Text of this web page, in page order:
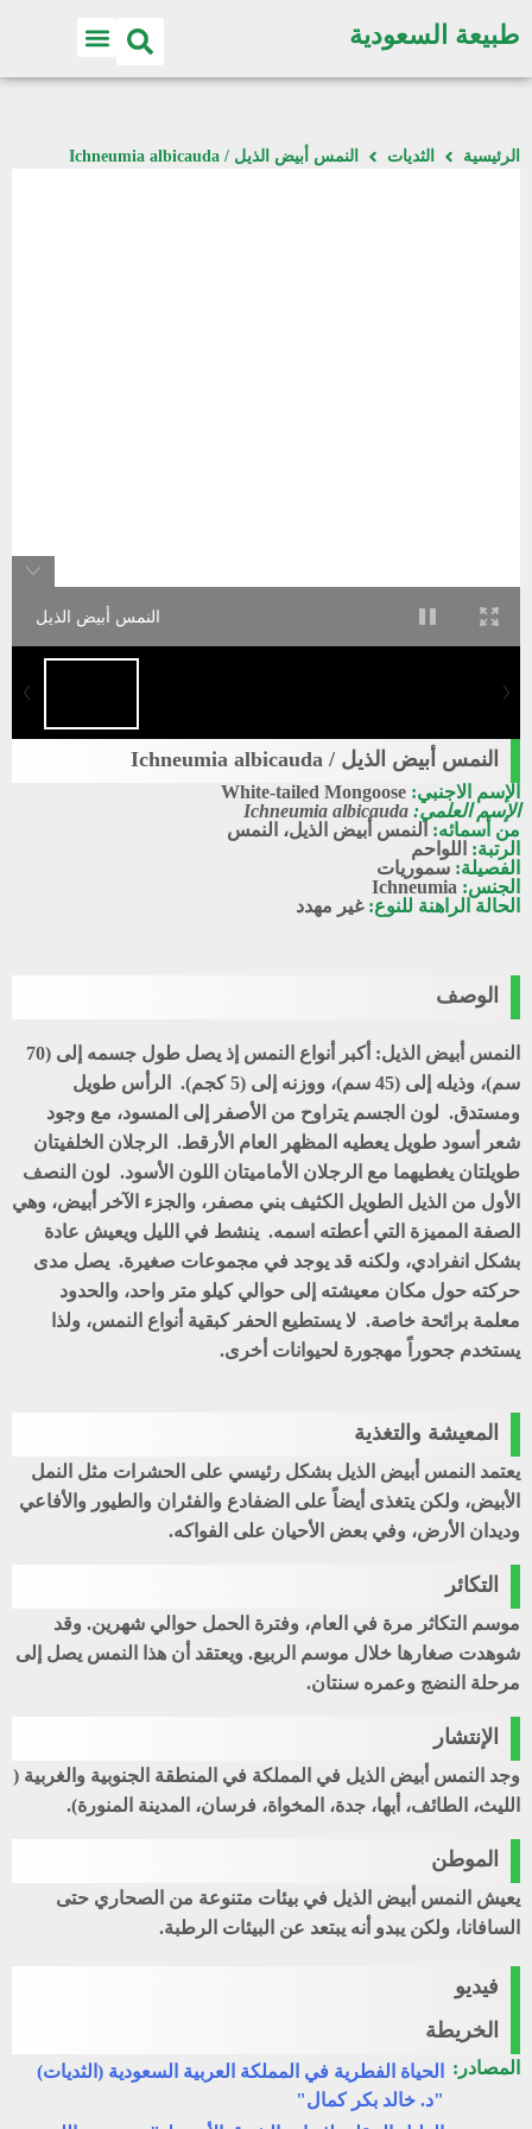
طبيعة السعودية
الرئيسية الثديات النمس أبيض الذيل / Ichneumia albicauda
النمس أبيض الذيل
النمس أبيض الذيل / Ichneumia albicauda
الإسم الاجنبي: White-tailed Mongoose
الإسم العلمي: Ichneumia albicauda
من أسمائه: النمس أبيض الذيل، النمس
الرتبة: اللواحم
الفصيلة: سموريات
الجنس: Ichneumia
الحالة الراهنة للنوع:غير مهدد
الوصف
النمس أبيض الذيل:
أكبر أنواع النمس إذ يصل طول جسمه إلى (70
سم)، وذيله إلى (45 سم)، ووزنه إلى (5 كجم). الرأس طويل
ومستدق. لون الجسم يتراوح من الأصفر إلى المسود، مع وجود
شعر أسود طويل يعطيه المظهر العام الأرقط. الرجلان الخلفيتان
طويلتان يغطيهما مع الرجلان الأماميتان اللون الأسود. لون النصف
الأول من الذيل الطويل الكثيف بني مصفر، والجزء الآخر أبيض، وهي
الصفة المميزة التي أعطته اسمه. ينشط في الليل ويعيش عادة
بشكل انفرادي، ولكنه قد يوجد في مجموعات صغيرة. يصل مدى
حركته حول مكان معيشته إلى حوالي كيلو متر واحد، والحدود
معلمة برائحة خاصة. لا يستطيع الحفر كبقية أنواع النمس، ولذا
يستخدم جحوراً مهجورة لحيوانات أخرى.
المعيشة والتغذية
يعتمد النمس أبيض الذيل بشكل رئيسي على الحشرات مثل النمل
الأبيض، ولكن يتغذى أيضاً على الضفادع والفئران والطيور والأفاعي
وديدان الأرض، وفي بعض الأحيان على الفواكه.
التكائر
موسم التكاثر مرة في العام، وفترة الحمل حوالي شهرين. وقد
شوهدت صغارها خلال موسم الربيع. ويعتقد أن هذا النمس يصل إلى
مرحلة النضج وعمره سنتان.
الإنتشار
وجد النمس أبيض الذيل في المملكة في المنطقة الجنوبية والغربية (
الليث، الطائف، أبها، جدة، المخواة، فرسان، المدينة المنورة).
الموطن
يعيش النمس أبيض الذيل في بيئات متنوعة من الصحاري حتى
السافانا، ولكن يبدو أنه يبتعد عن البيئات الرطبة.
فيديو
الخريطة
المصادر:
الحياة الفطرية في المملكة العربية السعودية (الثديات)
"د. خالد بكر كمال"